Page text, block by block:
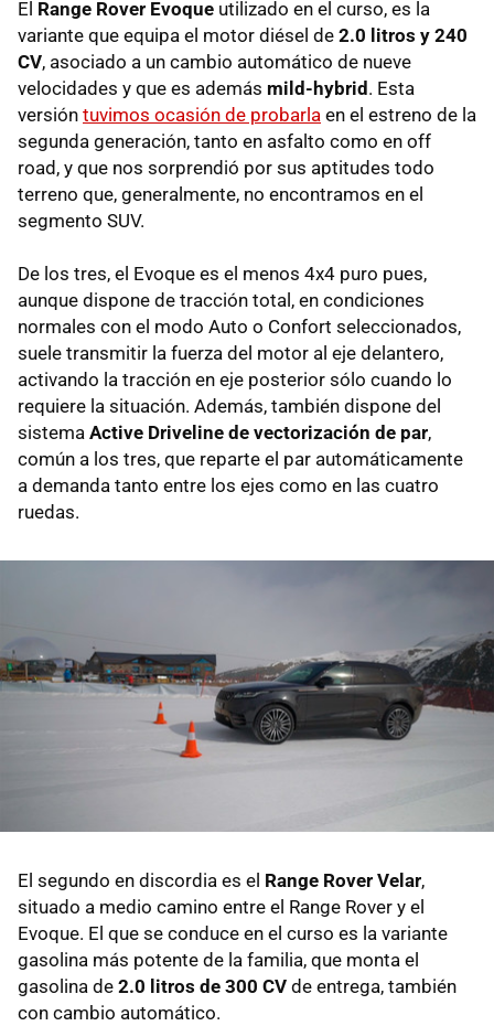
El Range Rover Evoque utilizado en el curso, es la
variante que equipa el motor diésel de 2.0 litros y 240
CV, asociado a un cambio automático de nueve
velocidades y que es además mild-hybrid . Esta
versión tuvimos ocasión de probarla en el estreno de la
segunda generación, tanto en asfalto como en off
road, y que nos sorprendió por sus aptitudes todo
terreno que, generalmente, no encontramos en el
segmento SUV.
De los tres, el Evoque es el menos 4x4 puro pues,
aunque dispone de tracción total, en condiciones
normales con el modo Auto o Confort seleccionados,
suele transmitir la fuerza del motor al eje delantero,
activando la tracción en eje posterior sólo cuando lo
requiere la situación. Además, también dispone del
sistema Active Driveline de vectorización de par,
común a los tres, que reparte el par automáticamente
a demanda tanto entre los ejes como en las cuatro
ruedas.
El segundo en discordia es el Range Rover Velar,
situado a medio camino entre el Range Rover y el
Evoque. El que se conduce en el curso es la variante
gasolina más potente de la familia, que monta el
gasolina de 2.0 litros de 300 CV de entrega, también
con cambio automático.